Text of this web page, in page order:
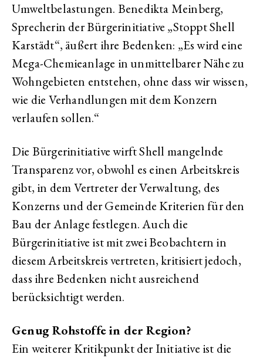
Umweltbelastungen. Benedikta Meinberg,
Sprecherin der Bürgerinitiative „Stoppt Shell
Karstädt“, äußert ihre Bedenken: „Es wird eine
Mega-Chemieanlage in unmittelbarer Nähe zu
Wohngebieten entstehen, ohne dass wir wissen,
wie die Verhandlungen mit dem Konzern
verlaufen sollen.“
Die Bürgerinitiative wirft Shell mangelnde
Transparenz vor, obwohl es einen Arbeitskreis
gibt, in dem Vertreter der Verwaltung, des
Konzerns und der Gemeinde Kriterien für den
Bau der Anlage festlegen. Auch die
Bürgerinitiative ist mit zwei Beobachtern in
diesem Arbeitskreis vertreten, kritisiert jedoch,
dass ihre Bedenken nicht ausreichend
berücksichtigt werden.
Genug Rohstoffe in der Region?
Ein weiterer Kritikpunkt der Initiative ist die